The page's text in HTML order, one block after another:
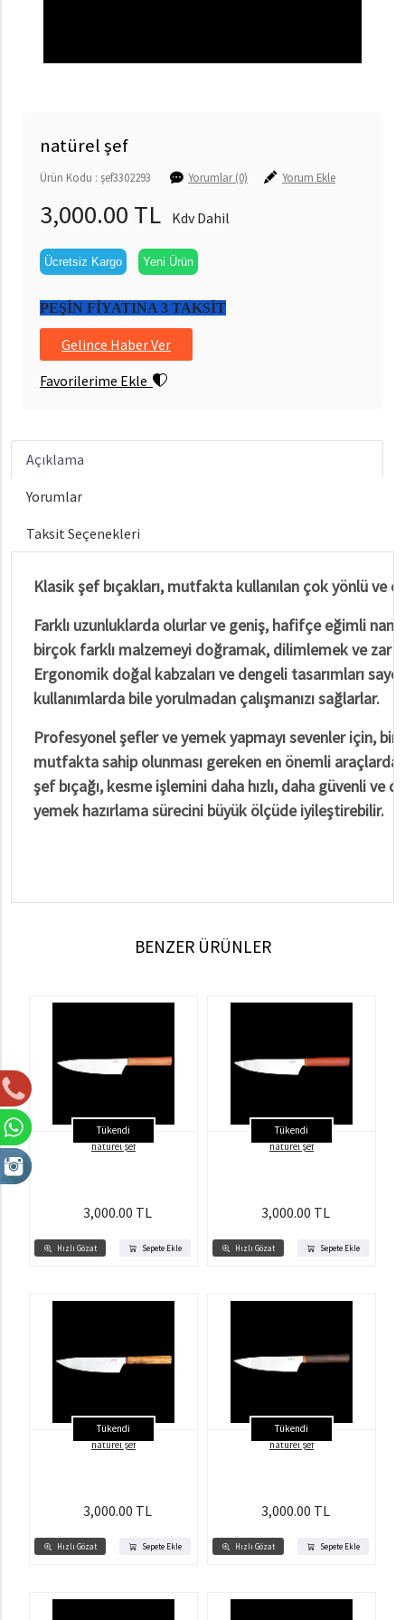
natürel şef
Ürün Kodu : şef3302293 Yorumlar (0) Yorum Ekle
3,000.00 TL Kdv Dahil
Ücretsiz Kargo Yeni Ürün
PEŞİN FİYATINA 3 TAKSİT
Gelince Haber Ver
Favorilerime Ekle
Açıklama
Yorumlar
Taksit Seçenekleri
Klasik şef bıçakları, mutfakta kullanılan çok yönlü ve
Farklı uzunluklarda olurlar ve geniş, hafifçe eğimli
birçok farklı malzemeyi doğramak, dilimlemek ve zar
Ergonomik doğal kabzaları ve dengeli tasarımları
kullanımlarda bile yorulmadan çalışmanızı sağlarlar.
Profesyonel şefler ve yemek yapmayı sevenler için, bir
mutfakta sahip olunması gereken en önemli
şef bıçağı, kesme işlemini daha hızlı, daha güvenli ve
yemek hazırlama sürecini büyük ölçüde iyileştirebilir.
BENZER ÜRÜNLER
Tükendi
Hızlı Gözat Sepete Ekle
natürel şef
3,000.00 TL
Tükendi
Hızlı Gözat Sepete Ekle
natürel şef
3,000.00 TL
Tükendi
Hızlı Gözat Sepete Ekle
natürel şef
3,000.00 TL
Tükendi
Hızlı Gözat Sepete Ekle
natürel şef
3,000.00 TL